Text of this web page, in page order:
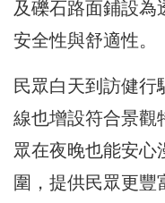
及礫石路面鋪設為
安全性與舒適性。
民眾白天到訪健
線也增設符合景觀
眾在夜晚也能安心
圍，提供民眾更豐